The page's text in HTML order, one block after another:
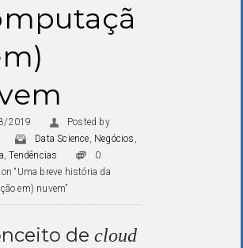
2019
Posted by
Data Science, Negócios ,
,Tendências
0
“Uma breve história da
em) nuvem”
de cloud